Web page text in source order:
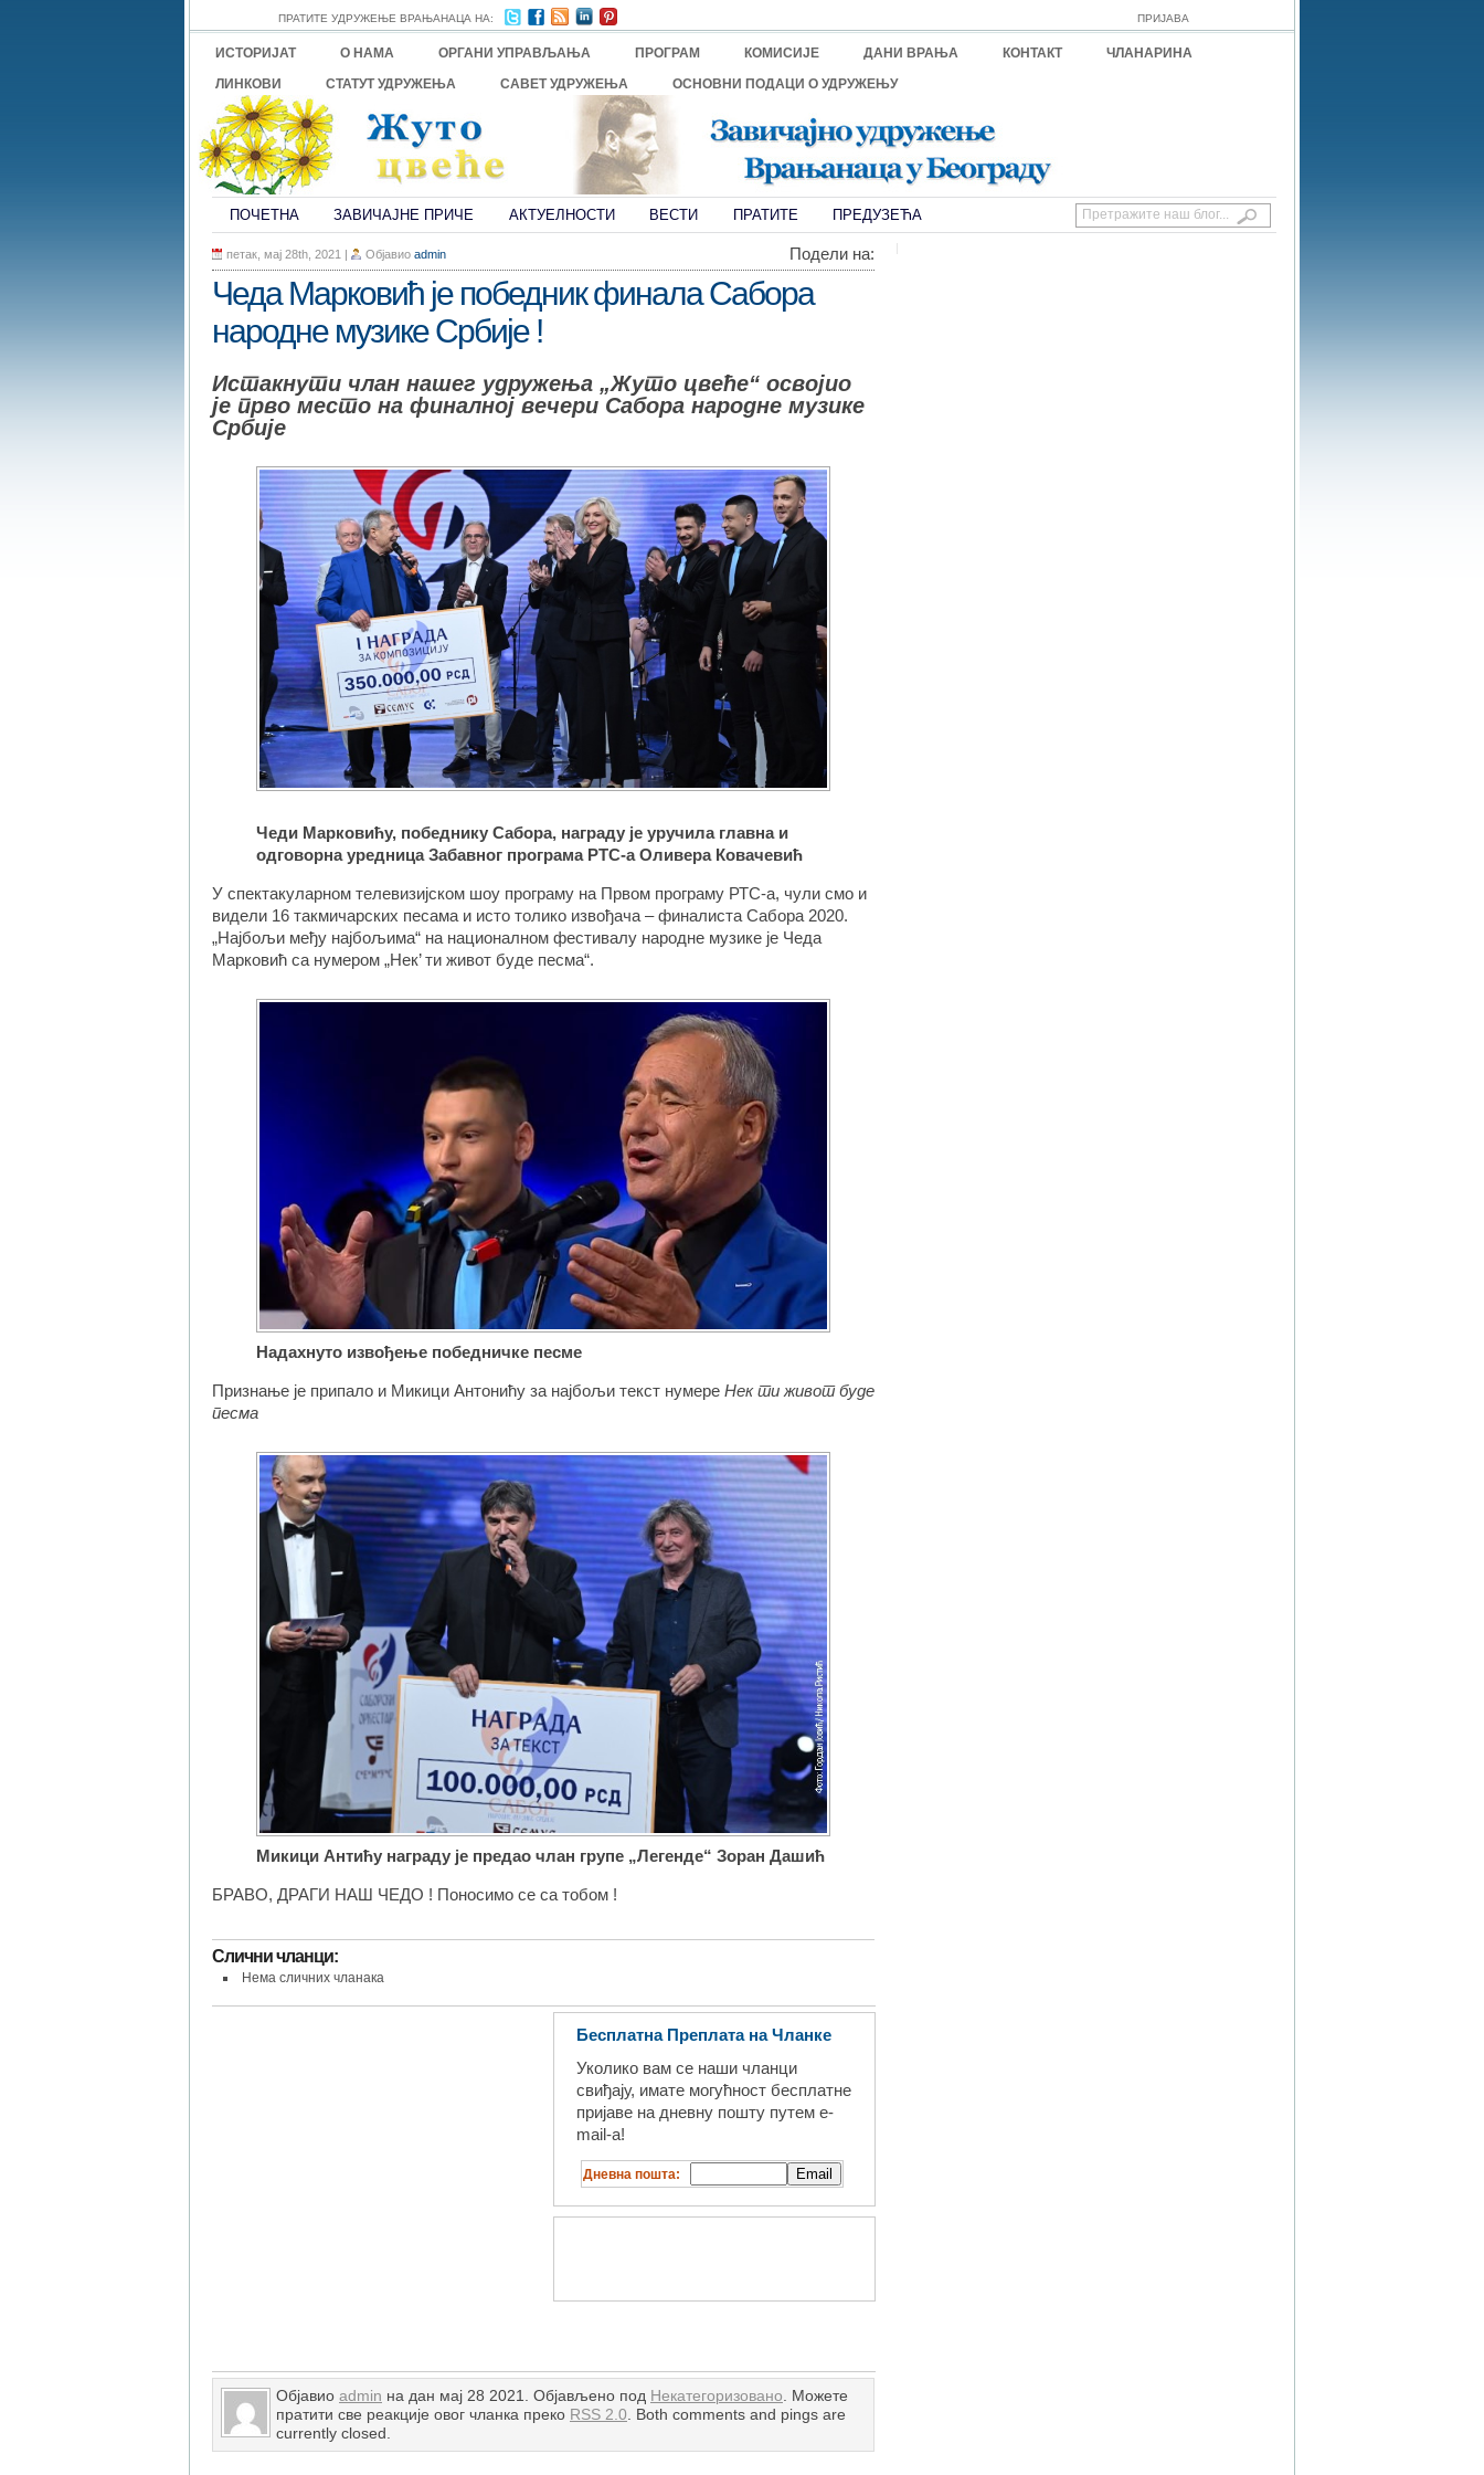
ПРАТИТЕ УДРУЖЕЊЕ ВРАЊАНАЦА НА: ПРИЈАВА
ИСТОРИЈАТ О НАМА ОРГАНИ УПРАВЉАЊА ПРОГРАМ КОМИСИЈЕ ДАНИ ВРАЊА КОНТАКТ
ЧЛАНАРИНА
ЛИНКОВИ
СТАТУТ УДРУЖЕЊА САВЕТ УДРУЖЕЊА ОСНОВНИ ПОДАЦИ О УДРУЖЕЊУ
ПОЧЕТНА ЗАВИЧАЈНЕ ПРИЧЕ АКТУЕЛНОСТИ ВЕСТИ ПРАТИТЕ ПРЕДУЗЕЋА
петак, мај 28th, 2021 | Објавио admin Подели нa:
Чеда Марковић је победник финала Сабора
народне музике Србије !
Истакнути члан нашег удружења „Жуто цвеће“ освојио
је прво место на финалној вечери Сабора народне музике
Србије
Чеди Марковићу, победнику Сабора, награду је уручила главна и
одговорна уредница Забавног програма РТС-а Оливера Ковачевић
У спектакуларном телевизијском шоу програму на Првом програму РТС-а, чули смо и
видели 16 такмичарских песама и исто толико извођача – финалиста Сабора 2020.
„Најбољи међу најбољима“ на националном фестивалу народне музике је Чеда
Марковић са нумером „Нек’ ти живот буде песма“.
Надахнуто извођење победничке песме
Признање је припало и Микици Антонићу за најбољи текст нумере Нек ти живот буде
песма
Микици Антићу награду је предао члан групе „Легенде“ Зоран Дашић
БРАВО, ДРАГИ НАШ ЧЕДО ! Поносимо се са тобом !
Слични чланци:
Нема сличних чланака
Бесплатна Преплата на Чланке
Уколико вам се наши чланци
свиђају, имате могућност бесплатне
пријаве на дневну пошту путем e-
mail-a!
Дневна пошта:
Објавио admin на дан мај 28 2021. Објављено под Некатегоризовано . Можете
пратити све реакције овог чланка преко RSS 2.0 . Both comments and pings are
currently closed.